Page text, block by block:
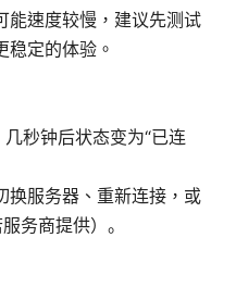
能速度较慢，建议先测试
稳定的体验。
秒钟后状态变为“已连
换服务器、重新连接，或
务商提供）。